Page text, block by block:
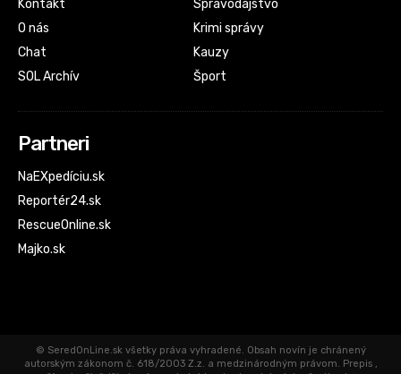
Kontakt
O nás
Chat
SOL Archív
Spravodajstvo
Krimi správy
Kauzy
Šport
Partneri
NaEXpedíciu.sk
Reportér24.sk
RescueOnline.sk
Majko.sk
© SeredOnLine.sk všetky práva vyhradené. Obsah novín je chránený
autorským zákonom č. 618/2003 Z.z. a medzinárodným právom. Prepis ,